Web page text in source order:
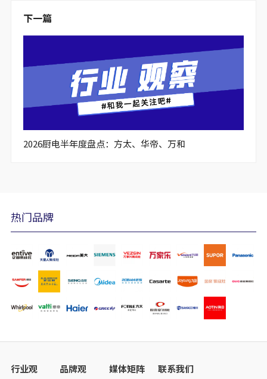
下一篇
2026厨电半年度盘点：方太、华帝、万和
热门品牌
行业观 品牌观 媒体矩阵 联系我们